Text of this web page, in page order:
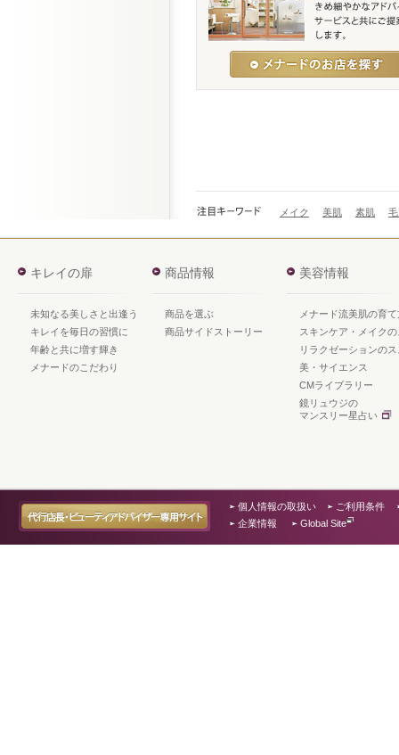
メイク 美肌 素肌
キレイの扉
未知なる美しさと出逢う
キレイを毎日の習慣に
年齢と共に増す輝き
メナードのこだわり
商品情報
商品を選ぶ
商品サイドストーリー
美容情報
メナード流美肌の育て
スキンケア・メイク
リラクゼーションの
美・サイエンス
CMライブラリー
鏡リュウジの
マンスリー星占い
個人情報の取扱い
ご利用条件
企業情報
Global Site